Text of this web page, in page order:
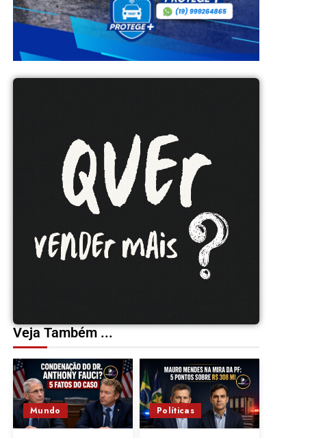
Veja Também ...
Mundo Políticas